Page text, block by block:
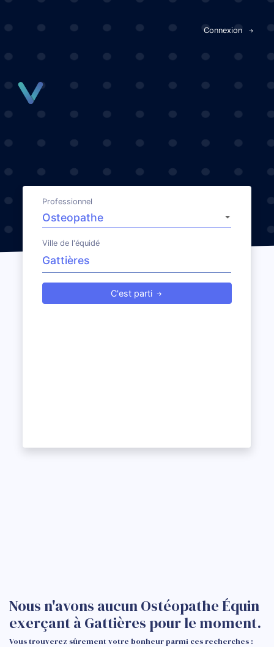
Connexion
Professionnel
Ville de l'équidé
C'est parti
Nous n'avons aucun Ostéopathe Équin
exerçant à Gattières pour le moment.
Vous trouverez sûrement votre bonheur parmi ces recherches :